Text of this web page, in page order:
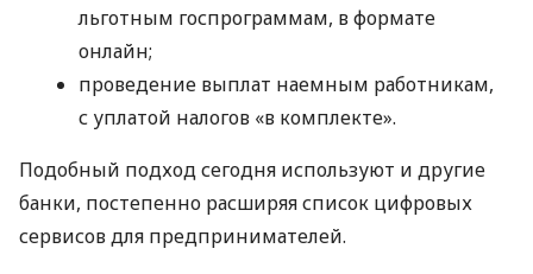
льготным госпрограммам, в формате
онлайн;
проведение выплат наемным работникам,
с уплатой налогов «в комплекте».
Подобный подход сегодня используют и другие
банки, постепенно расширяя список цифровых
сервисов для предпринимателей.